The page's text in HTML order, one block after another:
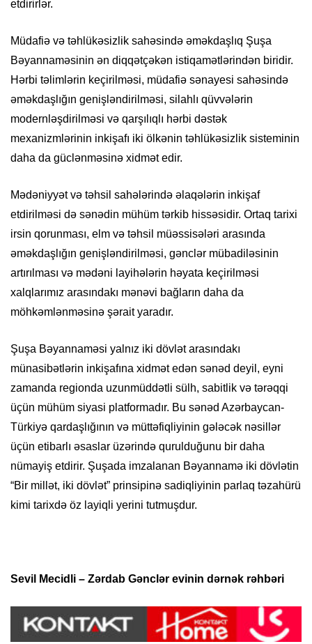
etdirirlər.
Müdafiə və təhlükəsizlik sahəsində əməkdaşlıq Şuşa
Bəyannaməsinin ən diqqətçəkən istiqamətlərindən biridir.
Hərbi təlimlərin keçirilməsi, müdafiə sənayesi sahəsində
əməkdaşlığın genişləndirilməsi, silahlı qüvvələrin
modernləşdirilməsi və qarşılıqlı hərbi dəstək
mexanizmlərinin inkişafı iki ölkənin təhlükəsizlik sisteminin
daha da güclənməsinə xidmət edir.
Mədəniyyət və təhsil sahələrində əlaqələrin inkişaf
etdirilməsi də sənədin mühüm tərkib hissəsidir. Ortaq tarixi
irsin qorunması, elm və təhsil müəssisələri arasında
əməkdaşlığın genişləndirilməsi, gənclər mübadiləsinin
artırılması və mədəni layihələrin həyata keçirilməsi
xalqlarımız arasındakı mənəvi bağların daha da
möhkəmlənməsinə şərait yaradır.
Şuşa Bəyannaməsi yalnız iki dövlət arasındakı
münasibətlərin inkişafına xidmət edən sənəd deyil, eyni
zamanda regionda uzunmüddətli sülh, sabitlik və tərəqqi
üçün mühüm siyasi platformadır. Bu sənəd Azərbaycan-
Türkiyə qardaşlığının və müttəfiqliyinin gələcək nəsillər
üçün etibarlı əsaslar üzərində qurulduğunu bir daha
nümayiş etdirir. Şuşada imzalanan Bəyannamə iki dövlətin
“Bir millət, iki dövlət” prinsipinə sadiqliyinin parlaq təzahürü
kimi tarixdə öz layiqli yerini tutmuşdur.
Sevil Mecidli – Zərdab Gənclər evinin dərnək rəhbəri